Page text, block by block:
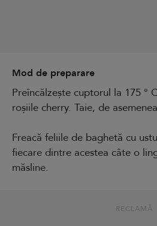
Mod de preparare
Preîncălzește cuptorul la 175 °
roșiile cherry. Taie, de
Freacă feliile de baghetă cu
fiecare dintre acestea câte o
măsline.
RECLAMĂ